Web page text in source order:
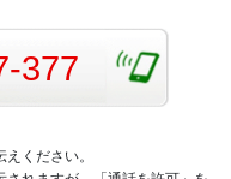
377
ください。